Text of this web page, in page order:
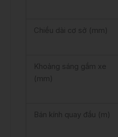
Chiều dài cơ sở (mm)
Khoảng sáng gầm xe
(mm)
Bán kính quay đầu (m)